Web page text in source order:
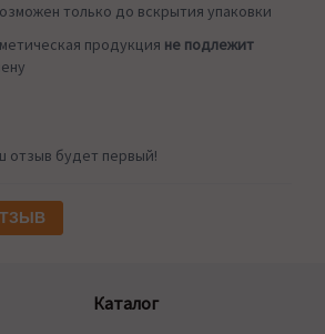
только до вскрытия упаковки
продукция не подлежит
отзыв будет первый!
Каталог